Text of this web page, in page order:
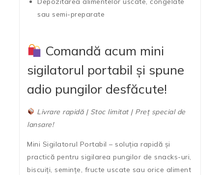
sau semi-preparate
Comandă acum mini
sigilatorul portabil și spune
adio pungilor desfăcute!
Livrare rapidă | Stoc limitat | Preț special de
lansare!
Mini Sigilatorul Portabil – soluția rapidă și
practică pentru sigilarea pungilor de snacks-uri,
biscuiți, semințe, fructe uscate sau orice aliment